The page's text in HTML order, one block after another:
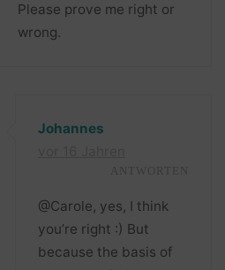
Please prove me right or
wrong.
Johannes
@Carole, yes, I think
you’re right :) But
because the basis of